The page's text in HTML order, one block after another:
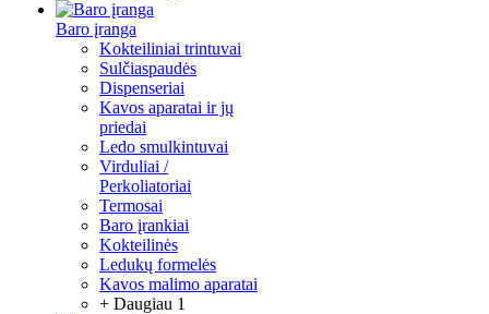
Baro įranga
Kokteiliniai trintuvai
Sulčiaspaudės
Dispenseriai
Kavos aparatai ir jų
priedai
Ledo smulkintuvai
Virduliai /
Perkoliatoriai
Termosai
Baro įrankiai
Kokteilinės
Ledukų formelės
Kavos malimo aparatai
+ Daugiau 1